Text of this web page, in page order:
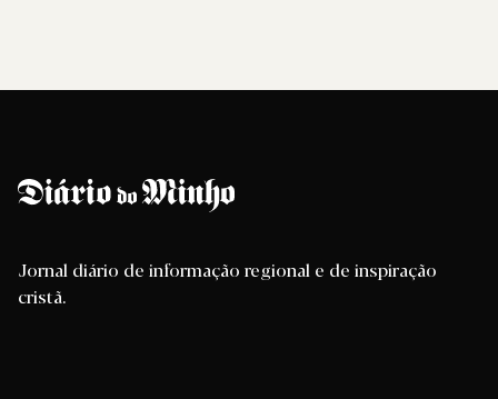
Jornal diário de informação regional e de inspiração
cristã.